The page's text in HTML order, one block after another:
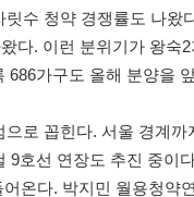
수 청약 경쟁률도 나왔
다. 이런 분위기가 왕숙
686가구도 올해 분양을
로 꼽힌다. 서울 경계
9호선 연장도 추진 중이
온다. 박지민 월용청약